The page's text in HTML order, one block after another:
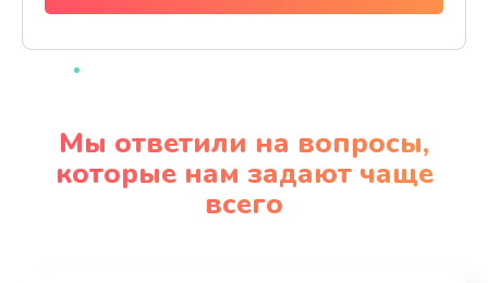
Заказать
Профилактическая чистка
Мы ответили на вопросы,
которые нам задают чаще
всего